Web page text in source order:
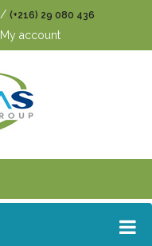
/ (+216) 29 080 436
My account